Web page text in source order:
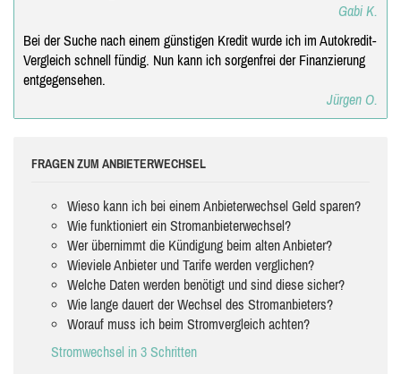
Gabi K.
Bei der Suche nach einem günstigen Kredit wurde ich im Autokredit-
Vergleich schnell fündig. Nun kann ich sorgenfrei der Finanzierung
entgegensehen.
Jürgen O.
FRAGEN ZUM ANBIETERWECHSEL
Wieso kann ich bei einem Anbieterwechsel Geld sparen?
Wie funktioniert ein Stromanbieterwechsel?
Wer übernimmt die Kündigung beim alten Anbieter?
Wieviele Anbieter und Tarife werden verglichen?
Welche Daten werden benötigt und sind diese sicher?
Wie lange dauert der Wechsel des Stromanbieters?
Worauf muss ich beim Stromvergleich achten?
Stromwechsel in 3 Schritten